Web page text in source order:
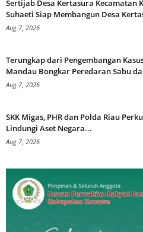
Sertijab Desa Kertasura Kecamatan
Suhaeti Siap Membangun Desa
Aug 7, 2026
Terungkap dari Pengembangan
Mandau Bongkar Peredaran Sabu
Aug 7, 2026
SKK Migas, PHR dan Polda Riau
Lindungi Aset Negara...
Aug 7, 2026